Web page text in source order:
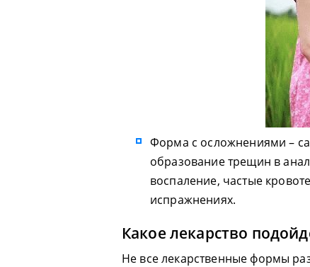
Форма с осложнениями –
образование трещин в
воспаление, частые
испражнениях.
Какое лекарство
Не все лекарственные формы